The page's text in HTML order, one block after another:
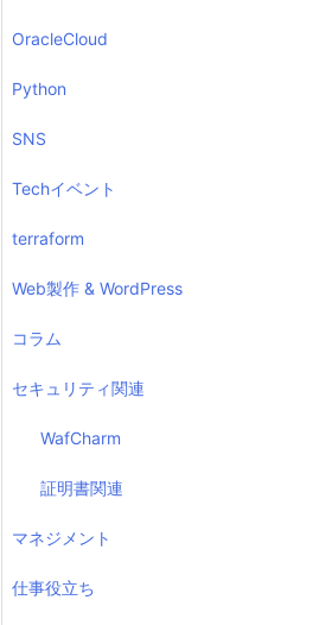
OracleCloud
Python
SNS
Techイベント
terraform
Web製作 & WordPress
コラム
セキュリティ関連
WafCharm
証明書関連
マネジメント
仕事役立ち